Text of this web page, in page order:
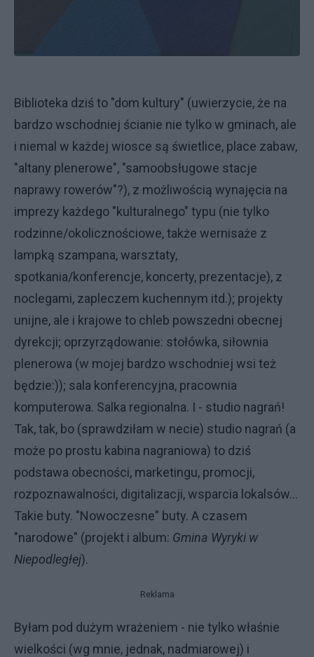
Biblioteka dziś to "dom kultury" (uwierzycie, że na
bardzo wschodniej ścianie nie tylko w gminach, ale
i niemal w każdej wiosce są świetlice, place zabaw,
"altany plenerowe", "samoobsługowe stacje
naprawy rowerów"?), z możliwością wynajęcia na
imprezy każdego "kulturalnego" typu (nie tylko
rodzinne/okolicznościowe, także wernisaże z
lampką szampana, warsztaty,
spotkania/konferencje, koncerty, prezentacje), z
noclegami, zapleczem kuchennym itd.); projekty
unijne, ale i krajowe to chleb powszedni obecnej
dyrekcji; oprzyrządowanie: stołówka, siłownia
plenerowa (w mojej bardzo wschodniej wsi też
będzie:)); sala konferencyjna, pracownia
komputerowa. Salka regionalna. I - studio nagrań!
Tak, tak, bo (sprawdziłam w necie) studio nagrań (a
może po prostu kabina nagraniowa) to dziś
podstawa obecności, marketingu, promocji,
rozpoznawalności, digitalizacji, wsparcia lokalsów...
Takie buty. "Nowoczesne" buty. A czasem
"narodowe" (projekt i album: Gmina Wyryki w
Niepodległej).
Reklama
Byłam pod dużym wrażeniem - nie tylko właśnie
wielkości (wg mnie, jednak, nadmiarowej) i